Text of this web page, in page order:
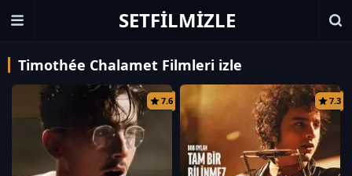
SETFILMIZLE
Timothée Chalamet Filmleri izle
7.6 7.3